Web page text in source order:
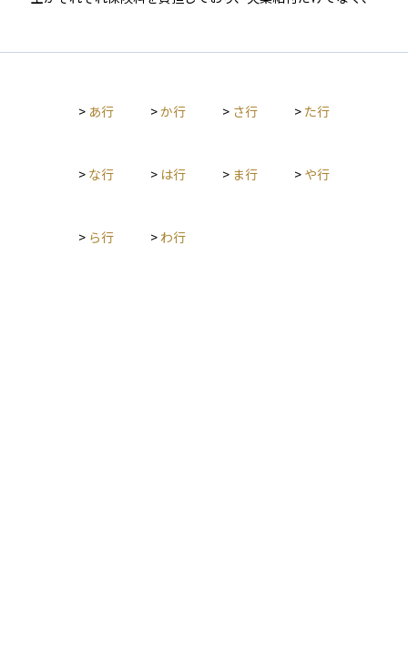
産の取り崩しを抑えるという意味でも、資産運用と補完的な関
> あ行 >か行 > さ行 > た行
> な行 > は行 > ま行 > や行
> ら行 > わ行